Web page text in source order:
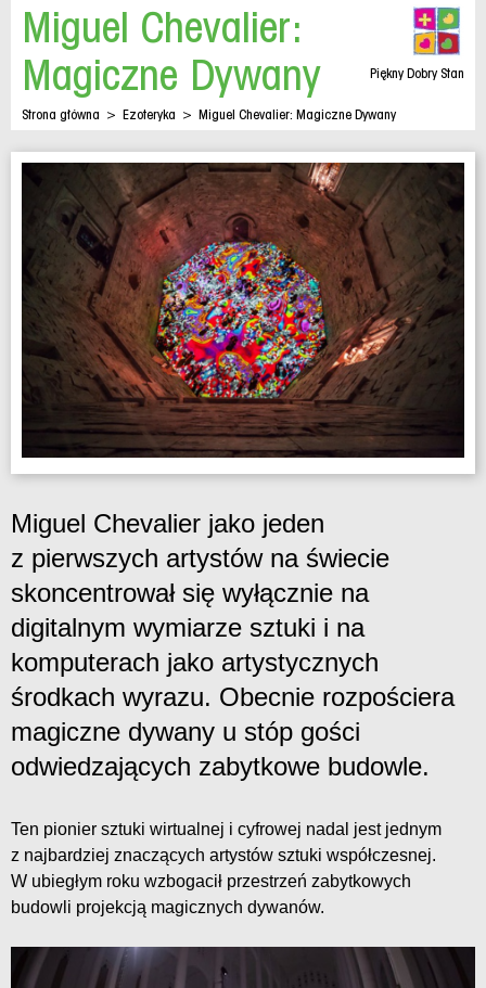
Piękny Dobry Stan
Miguel Chevalier:
Magiczne Dywany
Strona główna > Ezoteryka > Miguel Chevalier: Magiczne Dywany
Miguel Chevalier jako jeden
z pierwszych artystów na świecie
skoncentrował się wyłącznie na
digitalnym wymiarze sztuki i na
komputerach jako artystycznych
środkach wyrazu. Obecnie rozpościera
magiczne dywany u stóp gości
odwiedzających zabytkowe budowle.
Ten pionier sztuki wirtualnej i cyfrowej nadal jest jednym
z najbardziej znaczących artystów sztuki współczesnej.
W ubiegłym roku wzbogacił przestrzeń zabytkowych
budowli projekcją magicznych dywanów.